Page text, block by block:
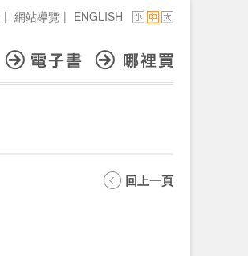
| 網站導覽 | ENGLISH
回上一頁